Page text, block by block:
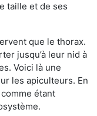
taille et de ses
que le thorax.
jusqu’à leur nid à
Voici là une
les apiculteurs. En
étant